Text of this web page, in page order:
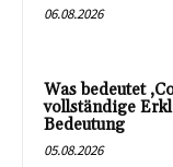
06.08.2026
Was bedeutet
vollständige
Bedeutung
05.08.2026